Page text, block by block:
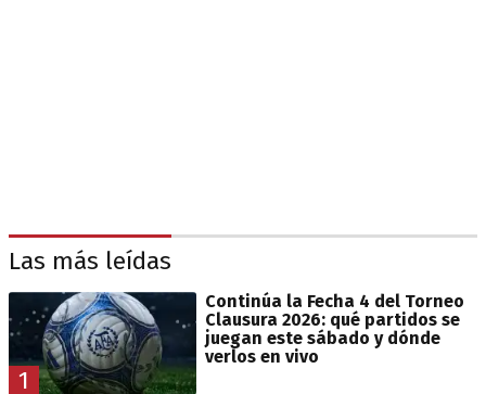
Las más leídas
1
Continúa la Fecha 4 del Torneo
Clausura 2026: qué partidos se
juegan este sábado y dónde
verlos en vivo